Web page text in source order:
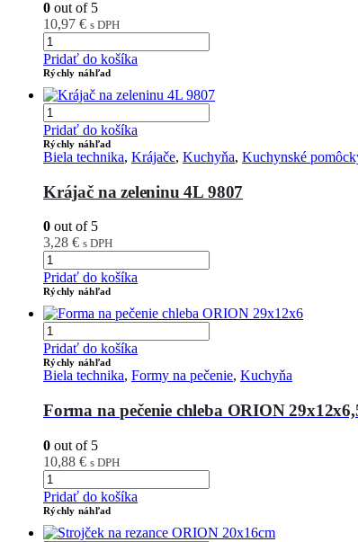
0 out of 5
10,97 € s DPH
Pridať do košíka
Rýchly náhľad
Pridať do košíka
Rýchly náhľad
Biela technika, Krájače, Kuchyňa, Kuchynské
Krájač na zeleninu 4L 9807
0 out of 5
3,28 € s DPH
Pridať do košíka
Rýchly náhľad
Pridať do košíka
Rýchly náhľad
Biela technika, Formy na pečenie, Kuchyňa
Forma na pečenie chleba ORION
0 out of 5
10,88 € s DPH
Pridať do košíka
Rýchly náhľad